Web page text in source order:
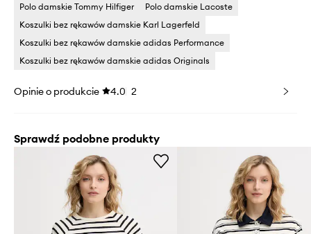
Polo damskie Tommy Hilfiger
Polo damskie Lacoste
Koszulki bez rękawów damskie Karl Lagerfeld
Koszulki bez rękawów damskie adidas Performance
Koszulki bez rękawów damskie adidas Originals
Opinie o produkcie 4.0 2
Sprawdź podobne produkty